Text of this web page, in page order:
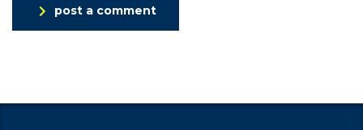
post a comment